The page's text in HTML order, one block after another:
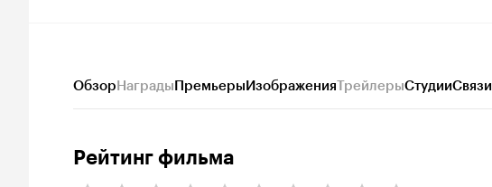
ОбзорНаградыПремьерыИзображенияТрейлерыСтудииСвязи
Рейтинг фильма